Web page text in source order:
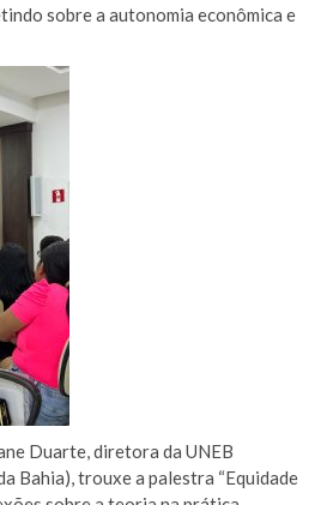
sobre a autonomia econômica e
Duarte, diretora da UNEB
Bahia), trouxe a palestra “Equidade